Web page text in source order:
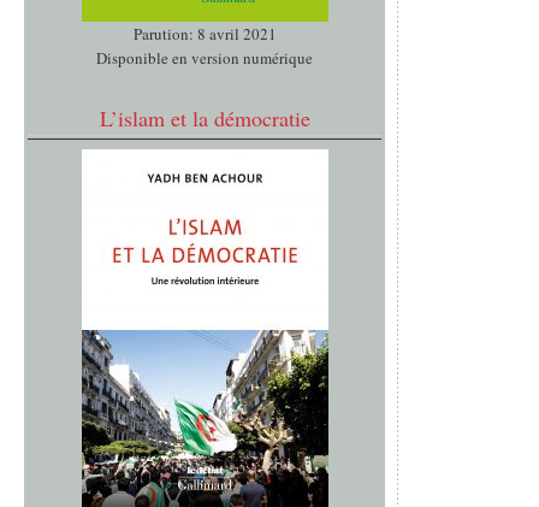
Parution: 8 avril 2021
Disponible en version numérique
L’islam et la démocratie